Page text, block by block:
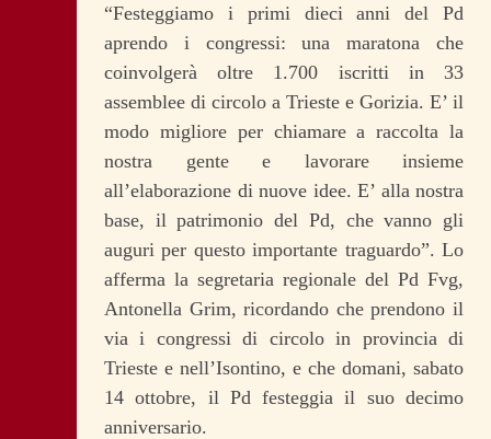
“Festeggiamo i primi dieci anni del Pd
aprendo i congressi: una maratona che
coinvolgerà oltre 1.700 iscritti in 33
assemblee di circolo a Trieste e Gorizia. E’ il
modo migliore per chiamare a raccolta la
nostra gente e lavorare insieme
all’elaborazione di nuove idee. E’ alla nostra
base, il patrimonio del Pd, che vanno gli
auguri per questo importante traguardo”. Lo
afferma la segretaria regionale del Pd Fvg,
Antonella Grim, ricordando che prendono il
via i congressi di circolo in provincia di
Trieste e nell’Isontino, e che domani, sabato
14 ottobre, il Pd festeggia il suo decimo
anniversario.